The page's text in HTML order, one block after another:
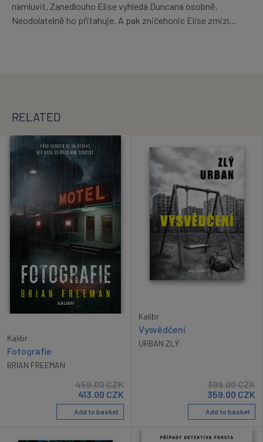
namluvit. Zanedlouho Elise vyhledá Duncana osobně.
Neodolatelně ho přitahuje. A pak zničehonic Elise zmizí…
RELATED
Kalibr
Fotografie
BRIAN FREEMAN
459.00CZK
413.00 CZK
Add to basket
Kalibr
Vysvědčení
URBAN ZLÝ
399.00CZK
359.00 CZK
Add to basket